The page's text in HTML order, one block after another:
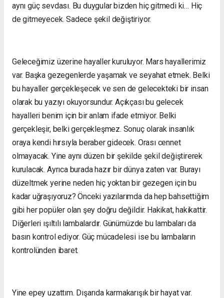
aynı güç sevdası. Bu duygular bizden hiç gitmedi ki… Hiç
de gitmeyecek. Sadece şekil değiştiriyor.
Geleceğimiz üzerine hayaller kuruluyor. Mars hayallerimiz
var. Başka gezegenlerde yaşamak ve seyahat etmek. Belki
bu hayaller gerçekleşecek ve sen de gelecekteki bir insan
olarak bu yazıyı okuyorsundur. Açıkçası bu gelecek
hayalleri benim için bir anlam ifade etmiyor. Belki
gerçekleşir, belki gerçekleşmez. Sonuç olarak insanlık
oraya kendi hırsıyla beraber gidecek. Orası cennet
olmayacak. Yine aynı düzen bir şekilde şekil değiştirerek
kurulacak. Ayrıca burada hazır bir dünya zaten var. Burayı
düzeltmek yerine neden hiç yoktan bir gezegen için bu
kadar uğraşıyoruz? Önceki yazılarımda da hep bahsettiğim
gibi her popüler olan şey doğru değildir. Hakikat, hakikattir.
Diğerleri ışıltılı lambalardır. Günümüzde bu lambaları da
basın kontrol ediyor. Güç mücadelesi ise bu lambaların
kontrolünden ibaret.
Yine epey uzattım. Dışarıda karmakarışık bir hayat var.